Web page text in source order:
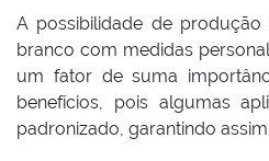
A possibilidade de
branco com medidas
um fator de suma
benefícios, pois algumas
padronizado, garantindo